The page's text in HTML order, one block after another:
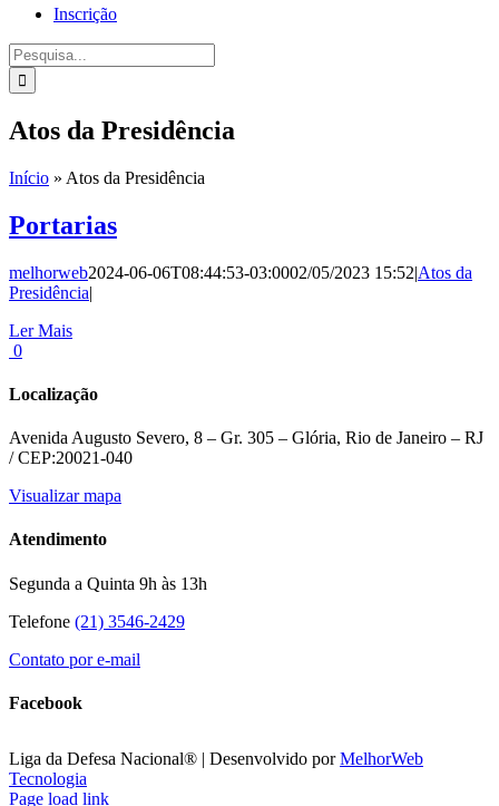
Inscrição
Procurar
por:
Atos da Presidência
Início » Atos da Presidência
Portarias
melhorweb2024-06-06T08:44:53-03:0002/05/2023 15:52|Atos da
Presidência|
Ler Mais
0
Localização
Avenida Augusto Severo, 8 – Gr. 305 – Glória, Rio de Janeiro – RJ
/ CEP:20021-040
Visualizar mapa
Atendimento
Segunda a Quinta 9h às 13h
Telefone (21) 3546-2429
Contato por e-mail
Facebook
Liga da Defesa Nacional® | Desenvolvido porMelhorWeb
Tecnologia
Facebook
X
Instagram
Page load link